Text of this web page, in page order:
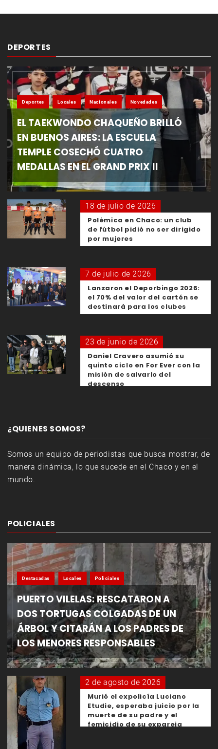
DEPORTES
Deportes Locales Nacionales Novedades
EL TAEKWONDO CHAQUEÑO BRILLÓ
EN BUENOS AIRES: LA ESCUELA
TEMPLE COSECHÓ CUATRO
MEDALLAS EN EL GRAND PRIX II
18 de julio de 2026
Polémica en Chaco: un club
de fútbol pidió no ser dirigido
por mujeres
7 de julio de 2026
Lanzaron el Deporbingo 2026:
el 70% del valor del cartón se
destinará para los clubes
23 de junio de 2026
Daniel Cravero asumió su
quinto ciclo en For Ever con la
misión de salvarlo del
descenso
¿QUIENES SOMOS?
Somos un equipo de periodistas que busca mostrar, de
manera dinámica, lo que sucede en el Chaco y en el
mundo.
POLICIALES
Destacadas Locales Policiales
PUERTO VILELAS: RESCATARON A
DOS TORTUGAS COLGADAS DE UN
ÁRBOL Y CITARÁN A LOS PADRES DE
LOS MENORES RESPONSABLES
2 de agosto de 2026
Murió el expolicía Luciano
Etudie, esperaba juicio por la
muerte de su padre y el
femicidio de su expareja